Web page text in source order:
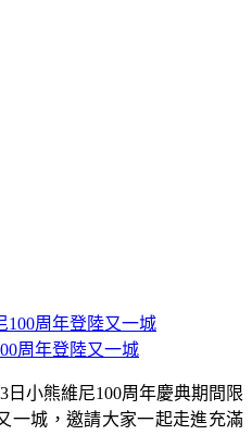
周年登陸又一城
日小熊維尼100周年慶典期間限
一城，邀請大家一起走進充滿